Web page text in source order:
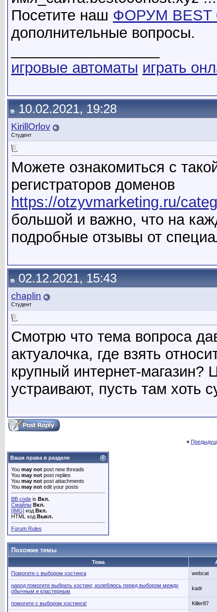
Посетите наш ФОРУМ BEST
дополнительные вопросы.
игровые автоматы играть
10.02.2021, 19:28
KirillOrlov
Студент
Можете ознакомиться с
регистраторов доменов
https://otzyvmarketing.ru/
большой и важно, что на
подробные отзывы от
02.12.2021, 15:43
chaplin
Студент
Смотрю что тема вопроса
актуалочка, где взять
крупный интернет-
устраивают, пусть там хоть
«
Ваши права в разделе
You may not post new threads
You may not post replies
You may not post attachments
You may not edit your posts
BB code is Вкл.
Смайлы Вкл.
[IMG] код Вкл.
HTML код Выкл.
Forum Rules
Похожие темы
Тема
Помогите с выбором хостинга
webcat
народ помогите выбрать хостинг, колеблюсь перед выбором между
обычным и кластерным
kadr
помогите с выбором хостинга! Killer87